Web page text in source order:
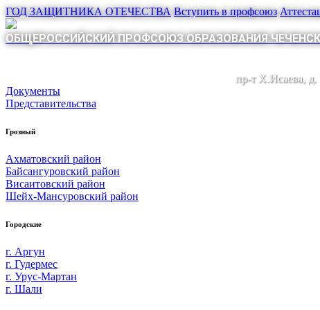
ГОД ЗАЩИТНИКА ОТЕЧЕСТВА Вступить в профсоюз
ОБЩЕРОССИЙСКИЙ ПРОФСОЮЗ ОБРАЗОВАНИЯ
пр-т Х.Исаева, д.
Документы
Представительства
Грозный
Ахматовский район
Байсангуровский район
Висаитовский район
Шейх-Мансуровский район
Городские
г. Аргун
г. Гудермес
г. Урус-Мартан
г. Шали